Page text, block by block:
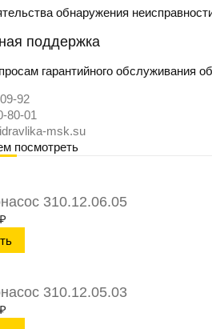
обнаружения
поддержка
гарантийного обслуживания
92
80-01
msk.su
посмотреть
310.12.06.05
₽
310.12.05.03
₽